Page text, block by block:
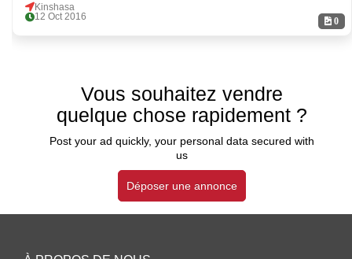
0
Kinshasa
12 Oct 2016
Vous souhaitez vendre
quelque chose rapidement ?
Post your ad quickly, your personal data secured with
us
Déposer une annonce